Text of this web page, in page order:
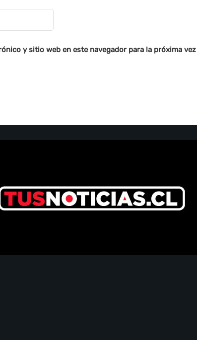
y sitio web en este navegador para la próxima